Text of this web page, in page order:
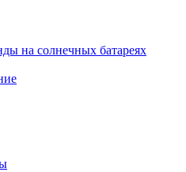
на солнечных батареях